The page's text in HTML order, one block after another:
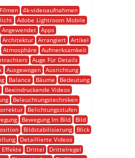
4k-videoaufnahmen
Adobe Lightroom Mobile
Angewendet
Apps
Architektur Arrangiert
Artikel
Atmosphäre
Aufmerksamkeit
Auge Für Details
Ausgewogen Ausrichtung
Balance Bäume
Bedeutung
Beeindruckende Videos
Beleuchtungstechniken
Belichtungsstufen
Bewegung Im Bild
Bild
Bildstabilisierung
Blick
Detaillierte Videos
Effekte Drittel
Drittelregel